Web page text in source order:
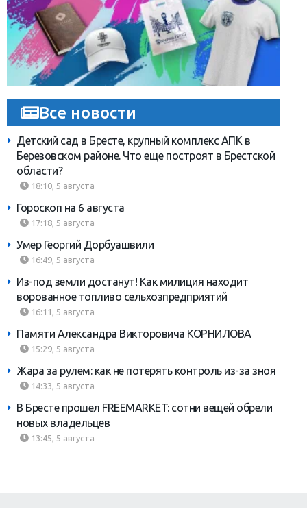
Все новости
Детский сад в Бресте, крупный комплекс АПК в
Березовском районе. Что еще построят в Брестской
области?
18:10, 5 августа
Гороскоп на 6 августа
17:18, 5 августа
Умер Георгий Дорбуашвили
16:49, 5 августа
Из-под земли достанут! Как милиция находит
ворованное топливо сельхозпредприятий
16:11, 5 августа
Памяти Александра Викторовича КОРНИЛОВА
15:29, 5 августа
Жара за рулем: как не потерять контроль из-за зноя
14:33, 5 августа
В Бресте прошел FREEMARKET: сотни вещей обрели
новых владельцев
13:45, 5 августа